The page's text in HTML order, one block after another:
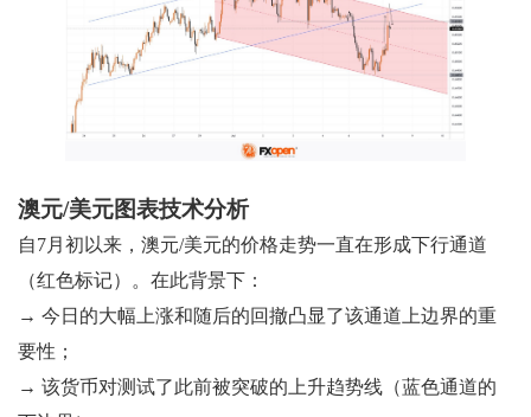
澳元/美元图表技术分析
自7月初以来，澳元/美元的价格走势一直在形成下行通道
（红色标记）。在此背景下：
→ 今日的大幅上涨和随后的回撤凸显了该通道上边界的重
要性；
→ 该货币对测试了此前被突破的上升趋势线（蓝色通道的